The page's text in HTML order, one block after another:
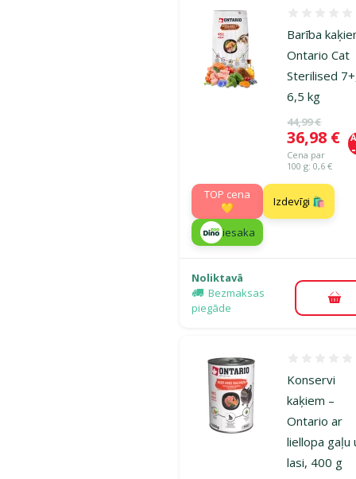
Barība
Ontario Cat
Sterilised
6,5 kg
Oriģinālā
44,99 €
Cena
36,98 €
Cena par
100 g: 0,6 €
TOP cena
💛
Izdevīgi 🛍️
iesaka
Noliktavā
Bezmaksas
piegāde
Konservi
kaķiem –
Ontario ar
liellopa gaļu
lasi, 400 g